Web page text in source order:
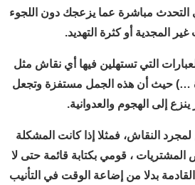
التحدث مباشرة عما يزعجك دون اللجوء
غير المجدية أو كثرة التهديد.
التي تستهلين فيها أي نقاش مثل
…) حيث أن هذه الجمل مستفزة وتجعل
إلى الهجوم والعدوانية.
النقاش، فمثلا إذا كانت المشكلة
، قومي بكتابة قائمة حتى لا
بدلا من إضاعة الوقت في التأنيب